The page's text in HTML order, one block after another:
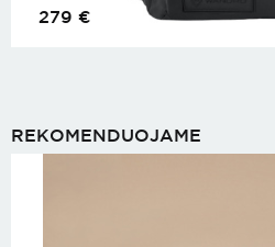
279 €
REKOMENDUOJAME